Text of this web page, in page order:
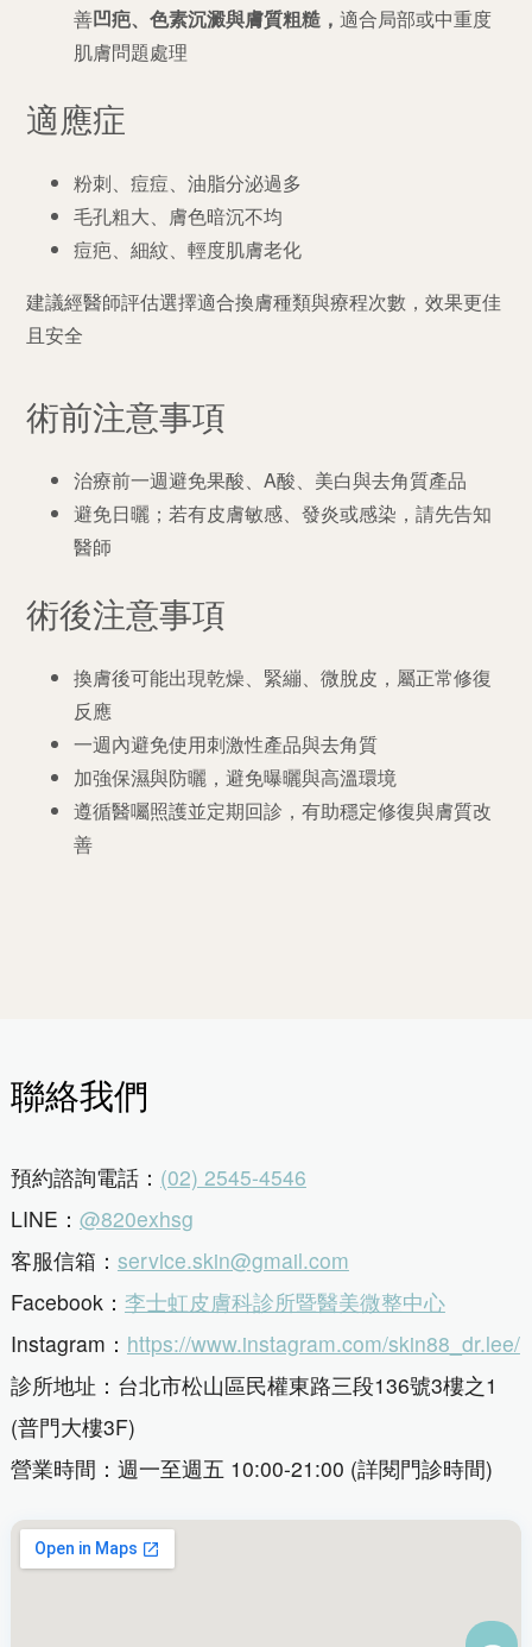
善凹疤、色素沉澱與膚質粗糙 ，適合局部或中重度
肌膚問題處理
適應症
粉刺、痘痘、油脂分泌過多
毛孔粗大、膚色暗沉不均
痘疤、細紋、輕度肌膚老化
建議經醫師評估選擇適合換膚種類與療程次數，效果更佳
且安全
術前注意事項
治療前一週避免果酸、A酸、美白與去角質產品
避免日曬；若有皮膚敏感、發炎或感染，請先告知
醫師
術後注意事項
換膚後可能出現乾燥、緊繃、微脫皮，屬正常修復
反應
一週內避免使用刺激性產品與去角質
加強保濕與防曬，避免曝曬與高溫環境
遵循醫囑照護並定期回診，有助穩定修復與膚質改
善
聯絡我們
預約諮詢電話： (02) 2545-4546
LINE： @820exhsg
客服信箱： service.skin@gmail.com
Facebook： 李士虹皮膚科診所暨醫美微整中心
Instagram： https://www.instagram.com/skin88_dr.lee/
診所地址：台北市松山區民權東路三段136號3樓之1
(普門大樓3F)
營業時間：週一至週五 10:00-21:00 (詳閱門診時間)